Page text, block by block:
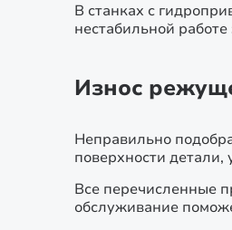
В станках с
нестабильной
Износ
Неправильно
поверхности детали,
Все перечисленные
обслуживание